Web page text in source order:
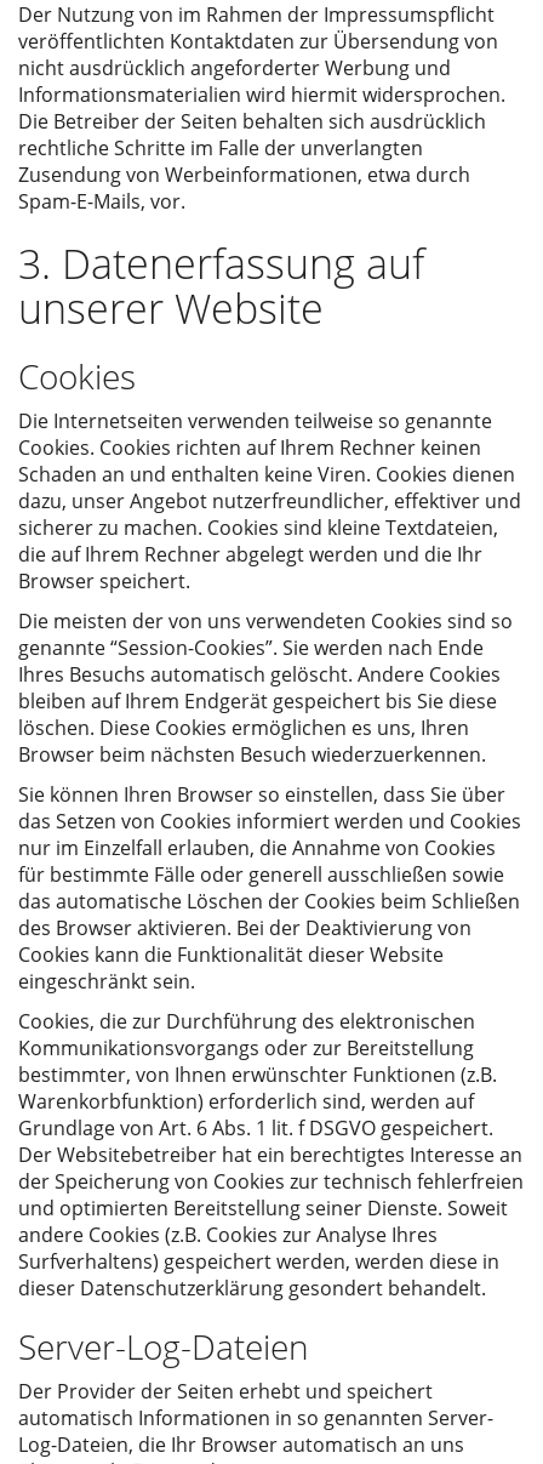
Der Nutzung von im Rahmen der Impressumspflicht
veröffentlichten Kontaktdaten zur Übersendung von
nicht ausdrücklich angeforderter Werbung und
Informationsmaterialien wird hiermit widersprochen.
Die Betreiber der Seiten behalten sich ausdrücklich
rechtliche Schritte im Falle der unverlangten
Zusendung von Werbeinformationen, etwa durch
Spam-E-Mails, vor.
3. Datenerfassung auf
unserer Website
Cookies
Die Internetseiten verwenden teilweise so genannte
Cookies. Cookies richten auf Ihrem Rechner keinen
Schaden an und enthalten keine Viren. Cookies dienen
dazu, unser Angebot nutzerfreundlicher, effektiver und
sicherer zu machen. Cookies sind kleine Textdateien,
die auf Ihrem Rechner abgelegt werden und die Ihr
Browser speichert.
Die meisten der von uns verwendeten Cookies sind so
genannte “Session-Cookies”. Sie werden nach Ende
Ihres Besuchs automatisch gelöscht. Andere Cookies
bleiben auf Ihrem Endgerät gespeichert bis Sie diese
löschen. Diese Cookies ermöglichen es uns, Ihren
Browser beim nächsten Besuch wiederzuerkennen.
Sie können Ihren Browser so einstellen, dass Sie über
das Setzen von Cookies informiert werden und Cookies
nur im Einzelfall erlauben, die Annahme von Cookies
für bestimmte Fälle oder generell ausschließen sowie
das automatische Löschen der Cookies beim Schließen
des Browser aktivieren. Bei der Deaktivierung von
Cookies kann die Funktionalität dieser Website
eingeschränkt sein.
Cookies, die zur Durchführung des elektronischen
Kommunikationsvorgangs oder zur Bereitstellung
bestimmter, von Ihnen erwünschter Funktionen (z.B.
Warenkorbfunktion) erforderlich sind, werden auf
Grundlage von Art. 6 Abs. 1 lit. f DSGVO gespeichert.
Der Websitebetreiber hat ein berechtigtes Interesse an
der Speicherung von Cookies zur technisch fehlerfreien
und optimierten Bereitstellung seiner Dienste. Soweit
andere Cookies (z.B. Cookies zur Analyse Ihres
Surfverhaltens) gespeichert werden, werden diese in
dieser Datenschutzerklärung gesondert behandelt.
Server-Log-Dateien
Der Provider der Seiten erhebt und speichert
automatisch Informationen in so genannten Server-
Log-Dateien, die Ihr Browser automatisch an uns